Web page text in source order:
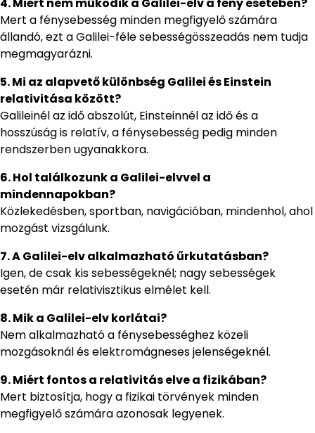
Mert a fénysebesség minden megfigyelő számára
állandó, ezt a Galilei-féle sebességösszeadás nem tudja
megmagyarázni.
5. Mi az alapvető különbség Galilei és Einstein
relativitása között?
Galileinél az idő abszolút, Einsteinnél az idő és a
hosszúság is relatív, a fénysebesség pedig minden
rendszerben ugyanakkora.
6. Hol találkozunk a Galilei-elvvel a
mindennapokban?
Közlekedésben, sportban, navigációban, mindenhol, ahol
mozgást vizsgálunk.
7. A Galilei-elv alkalmazható űrkutatásban?
Igen, de csak kis sebességeknél; nagy sebességek
esetén már relativisztikus elmélet kell.
8. Mik a Galilei-elv korlátai?
Nem alkalmazható a fénysebességhez közeli
mozgásoknál és elektromágneses jelenségeknél.
9. Miért fontos a relativitás elve a fizikában?
Mert biztosítja, hogy a fizikai törvények minden
megfigyelő számára azonosak legyenek.